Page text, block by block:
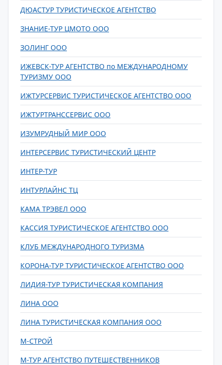
ДЮАСТУР ТУРИСТИЧЕСКОЕ АГЕНТСТВО
ЗНАНИЕ-ТУР ЦМОТО ООО
ЗОЛИНГ ООО
ИЖЕВСК-ТУР АГЕНТСТВО по МЕЖДУНАРОДНОМУ
ТУРИЗМУ ООО
ИЖТУРСЕРВИС ТУРИСТИЧЕСКОЕ АГЕНТСТВО ООО
ИЖТУРТРАНССЕРВИС ООО
ИЗУМРУДНЫЙ МИР ООО
ИНТЕРСЕРВИС ТУРИСТИЧЕСКИЙ ЦЕНТР
ИНТЕР-ТУР
ИНТУРЛАЙНС ТЦ
КАМА ТРЭВЕЛ ООО
КАССИЯ ТУРИСТИЧЕСКОЕ АГЕНТСТВО ООО
КЛУБ МЕЖДУНАРОДНОГО ТУРИЗМА
КОРОНА-ТУР ТУРИСТИЧЕСКОЕ АГЕНТСТВО ООО
ЛИДИЯ-ТУР ТУРИСТИЧЕСКАЯ КОМПАНИЯ
ЛИНА ООО
ЛИНА ТУРИСТИЧЕСКАЯ КОМПАНИЯ ООО
М-СТРОЙ
М-ТУР АГЕНТСТВО ПУТЕШЕСТВЕННИКОВ